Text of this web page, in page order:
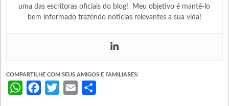
uma das escritoras oficiais do blog! Meu objetivo é mantê-lo
bem informado trazendo notícias relevantes a sua vida!
COMPARTILHE COM SEUS AMIGOS E FAMILIARES:
WhatsAppFacebookTwitterEmail